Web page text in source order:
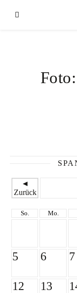
◄
Zurück
So. Mo.
5 6 7
12 13